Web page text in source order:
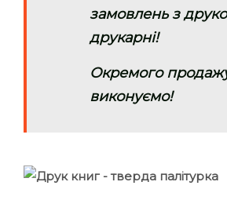
замовлень з
друкарні!
Окремого
виконуємо!